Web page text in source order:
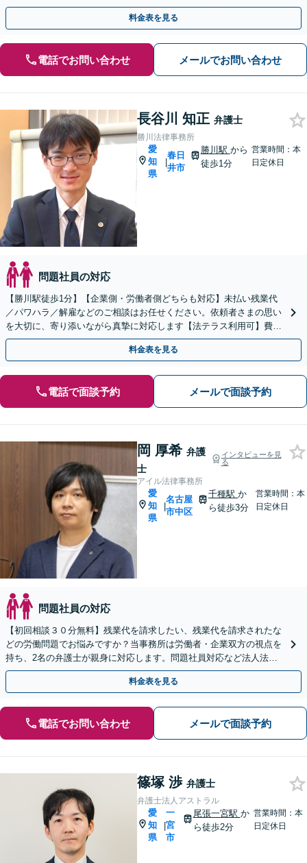
せた柔軟な解決策をご提案します。【丸の内駅2分】
料金表を見る
電話でお問い合わせ メールでお問い合わせ
長谷川 知正 弁護士
勝川法律事務所
愛
知
県
|
春日
井市
勝川駅 から
徒歩1分
営業時間：本
日定休日
問題社員の対応
【勝川駅徒歩1分】【企業側・労働者側どちらも対応】未払い残業代
／パワハラ／解雇などのご相談はお任せください。依頼者さまの思い
を大切に、寄り添いながら真摯に対応します【法テラス利用可】費用
のお支払いに不安がある方も一度ご相談ください
料金表を見る
電話で面談予約 メールで面談予約
岡 厚希 弁護
士
インタビューを見
る
アイル法律事務所
愛
知
県
|
名古屋
市中区
千種駅 か
ら徒歩3分
営業時間：本
日定休日
問題社員の対応
【初回相談３０分無料】残業代を請求したい、残業代を請求されたな
どの労働問題でお悩みですか？当事務所は労働者・企業双方の視点を
持ち、2名の弁護士が親身に対応します。問題社員対応など法人法務
もお任せを。LINEからの予約も可能です。
料金表を見る
電話でお問い合わせ メールで面談予約
篠塚 渉 弁護士
弁護士法人アストラル
愛
知
県
|
一
宮
市
尾張一宮駅 か
ら徒歩2分
営業時間：本
日定休日